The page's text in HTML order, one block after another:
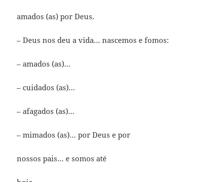
amados (as) por Deus.
– Deus nos deu a vida… nascemos e fomos:
– amados (as)…
– cuidados (as)…
– afagados (as)…
– mimados (as)… por Deus e por
nossos pais… e somos até